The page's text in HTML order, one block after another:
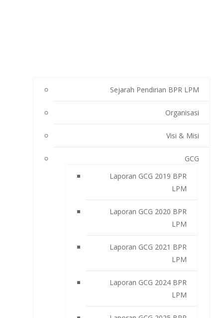
Sejarah Pendirian BPR LPM
Organisasi
Visi & Misi
GCG
Laporan GCG 2019 BPR
LPM
Laporan GCG 2020 BPR
LPM
Laporan GCG 2021 BPR
LPM
Laporan GCG 2024 BPR
LPM